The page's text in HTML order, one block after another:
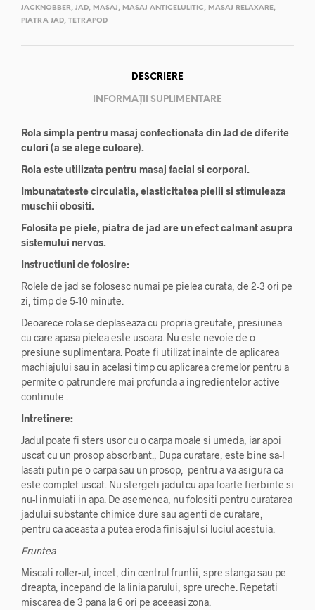
JACKNOBBER, JAD, MASAJ, MASAJ ANTICELULITIC, MASAJ RELAXARE,
PIATRA JAD, TETRAPOD
DESCRIERE
INFORMAȚII SUPLIMENTARE
Rola simpla pentru masaj confectionata din Jad de diferite
culori (a se alege culoare).
Rola este utilizata pentru masaj facial si corporal.
Imbunatateste circulatia, elasticitatea pielii si stimuleaza
muschii obositi.
Folosita pe piele, piatra de jad are un efect calmant asupra
sistemului nervos.
Instructiuni de folosire:
Rolele de jad se folosesc numai pe pielea curata, de 2-3 ori pe
zi, timp de 5-10 minute.
Deoarece rola se deplaseaza cu propria greutate, presiunea
cu care apasa pielea este usoara. Nu este nevoie de o
presiune suplimentara. Poate fi utilizat inainte de aplicarea
machiajului sau in acelasi timp cu aplicarea cremelor pentru a
permite o patrundere mai profunda a ingredientelor active
continute .
Intretinere:
Jadul poate fi sters usor cu o carpa moale si umeda, iar apoi
uscat cu un prosop absorbant., Dupa curatare, este bine sa-l
lasati putin pe o carpa sau un prosop, pentru a va asigura ca
este complet uscat. Nu stergeti jadul cu apa foarte fierbinte si
nu-l inmuiati in apa. De asemenea, nu folositi pentru curatarea
jadului substante chimice dure sau agenti de curatare,
pentru ca aceasta a putea eroda finisajul si luciul acestuia.
Fruntea
Miscati roller-ul, incet, din centrul fruntii, spre stanga sau pe
dreapta, incepand de la linia parului, spre ureche. Repetati
miscarea de 3 pana la 6 ori pe aceeasi zona.